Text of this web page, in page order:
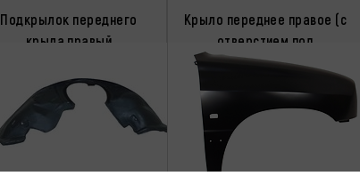
Подкрылок переднего
крыла правый
Крыло переднее правое (с
отверстием под
повторитель)